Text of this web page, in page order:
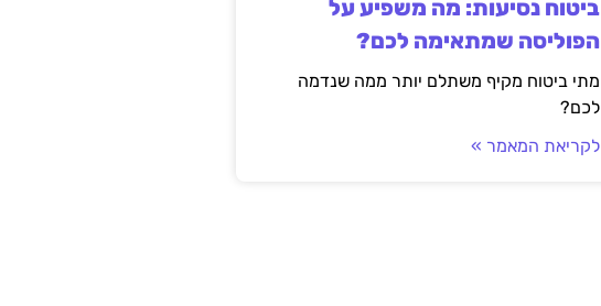
ביטוח נסיעות: מה משפיע על
הפוליסה שמתאימה לכם?
מתי ביטוח מקיף משתלם יותר ממה שנדמה
לכם?
לקריאת המאמר »